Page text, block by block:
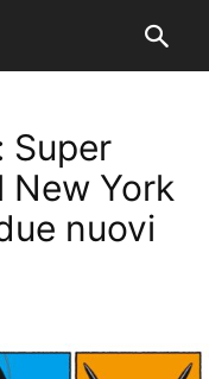
Super
New York
nuovi